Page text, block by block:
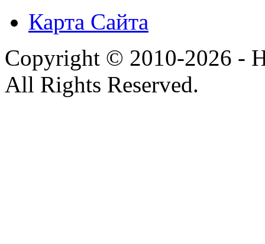
Карта Сайта
Copyright © 2010-2026 -
All Rights Reserved.